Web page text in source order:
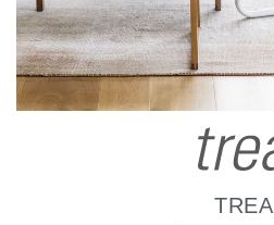
更改地区
Opens
to
Facebook
Opens
to
Twitter
Opens
to
Linkedin
Opens
to
Instagram
Opens
to
Humanscale
Opens
to
Pinterest
Opens
to
YouTube
Opens
to
WeChat
Opens
to
TREA